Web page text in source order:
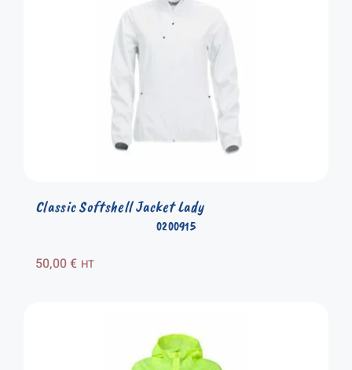
0200915
Classic Softshell Jacket Lady
50,00€ HT